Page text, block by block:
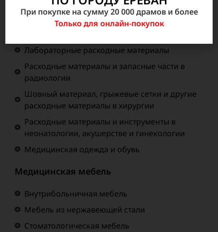
Инструментальные наборы и отдельные
инструменты
Лабораторные расходные материалы
Расходные материалы и запасные части в
радиологии
Шовный материал, грыжевые сетки и другие
расходные материалы в хирургии
Расходные материалы и инструменты в
неонатологии, акушерстве и гинекологии
Медицинская одежда и обувь
Медицинская мебель
Внутрибольничная мебель
Мебель из нержавеющей стали
Стоматологическая мебель
При покупке на сумму 20 000 драмов и более
Только для онлайн-покупок